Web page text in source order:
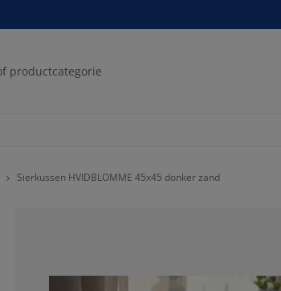
Sierkussen HVIDBLOMME 45x45 donker zand